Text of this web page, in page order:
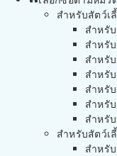
สำหรับสัตว์เ
สำหรั
สำหรั
สำหรั
สำหรั
สำหรั
สำหรั
สำหรั
สำหรับสัตว์เ
สำหรั